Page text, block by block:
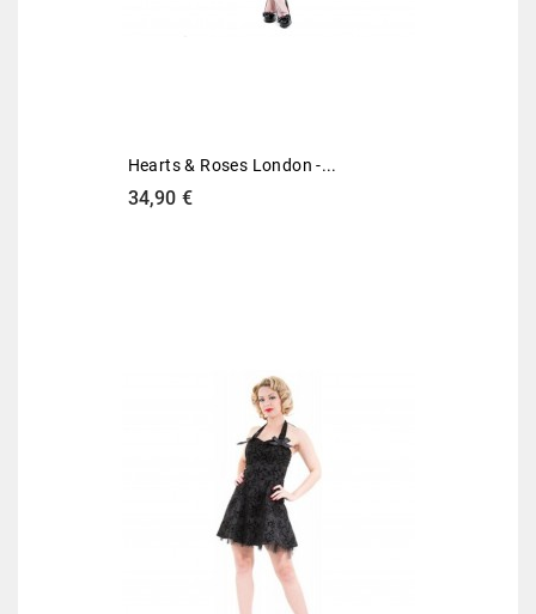
Hearts & Roses London -...
Preis
34,90 €